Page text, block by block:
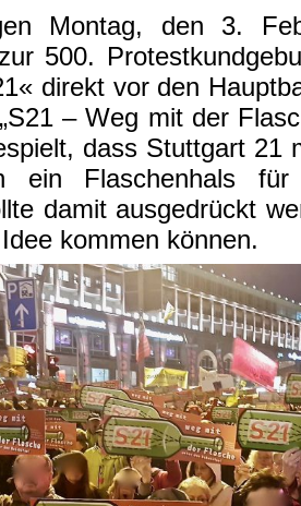
Montag, den 3.
500.
direkt vor den
– Weg mit der
dass Stuttgart 21
ein Flaschenhals
damit ausgedrückt
kommen können.